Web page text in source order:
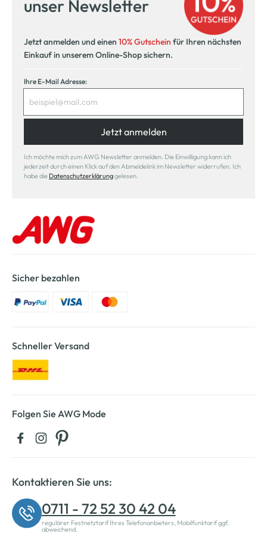
unser Newsletter
Jetzt anmelden und einen 10% Gutschein für Ihren nächsten
Einkauf in unserem Online-Shop sichern.
Ihre E-Mail Adresse:
Jetzt anmelden
Ich möchte mich zum AWG Newsletter anmelden. Die Einwilligung kann ich
jederzeit durch einen Klick auf den Abmeldelink im Newsletter widerrufen. Ich
habe die Datenschutzerklärunggelesen.
Sicher bezahlen
Schneller Versand
Folgen Sie AWG Mode
Kontaktieren Sie uns:
0711 - 72 52 30 42 04
regulärer Festnetztarif Ihres Telefonanbieters, Mobilfunktarif ggf.
abweichend.